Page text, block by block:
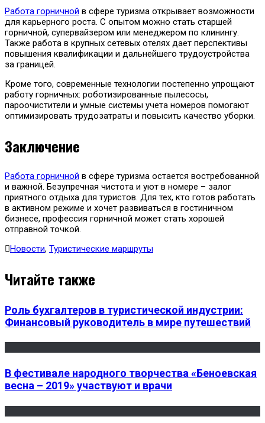
Работа горничной в сфере туризма открывает возможности
для карьерного роста. С опытом можно стать старшей
горничной, супервайзером или менеджером по клинингу.
Также работа в крупных сетевых отелях дает перспективы
повышения квалификации и дальнейшего трудоустройства
за границей.
Кроме того, современные технологии постепенно упрощают
работу горничных: роботизированные пылесосы,
пароочистители и умные системы учета номеров помогают
оптимизировать трудозатраты и повысить качество уборки.
Заключение
Работа горничной в сфере туризма остается востребованной
и важной. Безупречная чистота и уют в номере – залог
приятного отдыха для туристов. Для тех, кто готов работать
в активном режиме и хочет развиваться в гостиничном
бизнесе, профессия горничной может стать хорошей
отправной точкой.
Новости, Туристические маршруты
Читайте также
Роль бухгалтеров в туристической индустрии:
Финансовый руководитель в мире путешествий
В фестивале народного творчества «Беноевская
весна – 2019» участвуют и врачи